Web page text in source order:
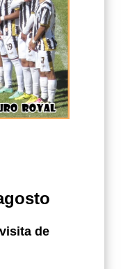
de